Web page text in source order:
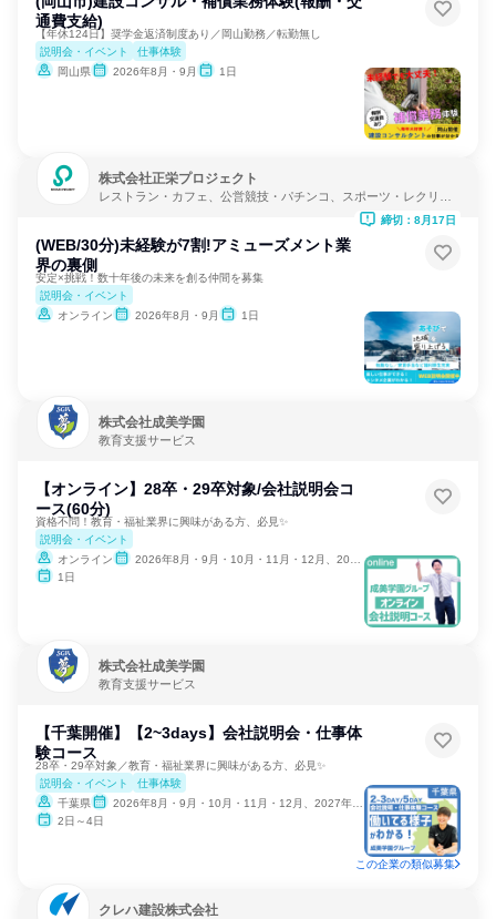
通費支給)
【年休124日】奨学金返済制度あり／岡山勤務／転勤無し
説明会・イベント
仕事体験
岡山県
2026年8月・9月 1日
株式会社正栄プロジェクト
レストラン・カフェ、公営競技・パチンコ、スポーツ・レクリエ
(WEB/30分)未経験が7割!アミューズメント業
界の裏側
安定×挑戦！数十年後の未来を創る仲間を募集
説明会・イベント
オンライン
2026年8月・9月 1日
締切：8月17日
株式会社成美学園
教育支援サービス
【オンライン】28卒・29卒対象/会社説明会コ
ース(60分)
資格不問！教育・福祉業界に興味がある方、必見✨
説明会・イベント
オンライン
2026年8月・9月・10月・11月・12月、2027年1月
1日
株式会社成美学園
教育支援サービス
【千葉開催】【2~3days】会社説明会・仕事体
験コース
28卒・29卒対象／教育・福祉業界に興味がある方、必見✨
説明会・イベント
仕事体験
千葉県
2026年8月・9月・10月・11月・12月、2027年1月
2日～4日
この企業の類似募集
クレハ建設株式会社